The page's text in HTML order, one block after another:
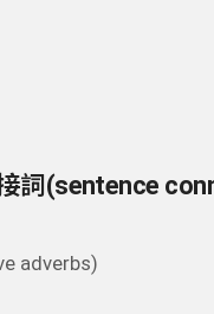
adverbs)